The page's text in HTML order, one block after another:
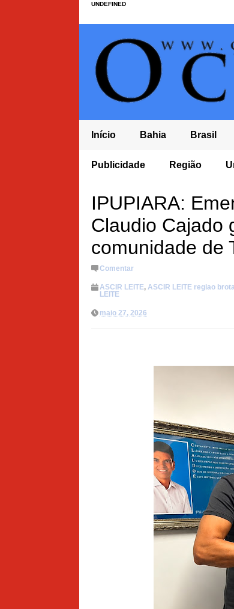
UNDEFINED
Início Bahia Brasil
Publicidade Região
A MADRUGADA E POPULAÇÃO COBRA MAIS
IPUPIARA:
Claudio Cajado
comunidade de
Comentar
ASCIR LEITE, ASCIR LEITE regiao
LEITE
maio 27, 2026